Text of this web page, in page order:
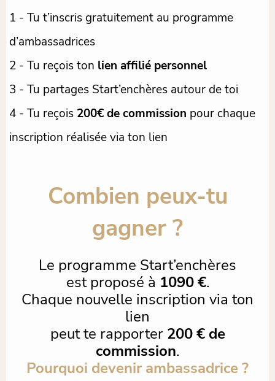
1 - Tu t’inscris gratuitement au programme
d’ambassadrices
2 - Tu reçois ton lien affilié personnel
3 - Tu partages Start’enchères autour de toi
4 - Tu reçois 200€ de commission pour chaque
inscription réalisée via ton lien
Combien peux-tu
gagner ?
Le programme Start’enchères
est proposé à 1090 €.
Chaque nouvelle inscription via ton
lien
peut te rapporter 200 € de
commission.
Pourquoi devenir ambassadrice ?